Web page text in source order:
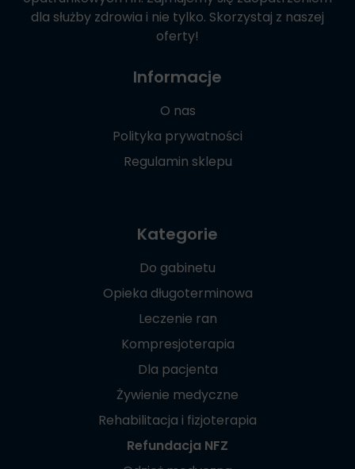
dla służby zdrowia i nie tylko. Skorzystaj z naszej
oferty!
Informacje
O nas
Polityka prywatności
Regulamin sklepu
Kategorie
Do gabinetu
Opieka długoterminowa
Leczenie ran
Kompresjoterapia
Dla pacjenta
Żywienie medyczne
Rehabilitacja i fizjoterapia
Refundacja NFZ